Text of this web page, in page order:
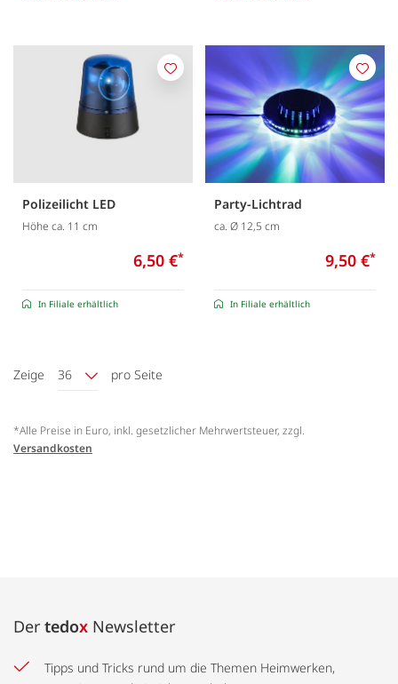
Polizeilicht LED
Höhe ca. 11 cm
6,50 €*
In Filiale erhältlich
Merken
Party-Lichtrad
ca. Ø 12,5 cm
9,50 €*
In Filiale erhältlich
Zeige 36 pro Seite
*Alle Preise in Euro, inkl. gesetzlicher Mehrwertsteuer, zzgl.
Versandkosten
Der tedox Newsletter
Tipps und Tricks rund um die Themen Heimwerken,